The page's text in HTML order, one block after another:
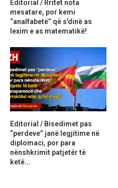
Editorial / Rritet nota
mesatare, por kemi
“analfabetë” që s’dinë as
lexim e as matematikë!
Editorial / Bisedimet pas
“perdeve” janë legjitime në
diplomaci, por para
nënshkrimit patjetër të
ketë...